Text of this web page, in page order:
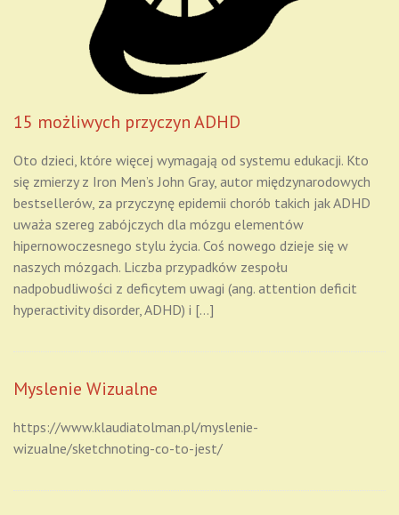
15 możliwych przyczyn ADHD
Oto dzieci, które więcej wymagają od systemu edukacji. Kto
się zmierzy z Iron Men’s John Gray, autor międzynarodowych
bestsellerów, za przyczynę epidemii chorób takich jak ADHD
uważa szereg zabójczych dla mózgu elementów
hipernowoczesnego stylu życia. Coś nowego dzieje się w
naszych mózgach. Liczba przypadków zespołu
nadpobudliwości z deficytem uwagi (ang. attention deficit
hyperactivity disorder, ADHD) i […]
Myslenie Wizualne
https://www.klaudiatolman.pl/myslenie-
wizualne/sketchnoting-co-to-jest/